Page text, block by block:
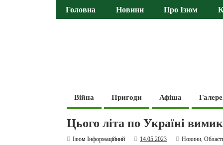
Головна Новини Про Ізюм
Війна Пригоди Афіша
Цього літа по Україні
Ізюм Інформаційний 14.05.2023 Новини,